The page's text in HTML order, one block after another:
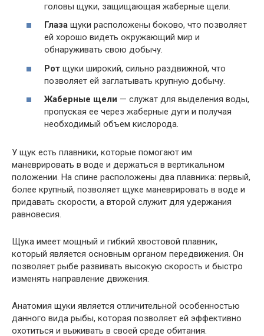
головы щуки, защищающая жаберные щели.
Глаза щуки расположены боково, что позволяет
ей хорошо видеть окружающий мир и
обнаруживать свою добычу.
Рот щуки широкий, сильно раздвижной, что
позволяет ей заглатывать крупную добычу.
Жаберные щели — служат для выделения воды,
пропуская ее через жаберные дуги и получая
необходимый объем кислорода.
У щук есть плавники, которые помогают им
маневрировать в воде и держаться в вертикальном
положении. На спине расположены два плавника: первый,
более крупный, позволяет щуке маневрировать в воде и
придавать скорости, а второй служит для удержания
равновесия.
Щука имеет мощный и гибкий хвостовой плавник,
который является основным органом передвижения. Он
позволяет рыбе развивать высокую скорость и быстро
изменять направление движения.
Анатомия щуки является отличительной особенностью
данного вида рыбы, которая позволяет ей эффективно
охотиться и выживать в своей среде обитания.